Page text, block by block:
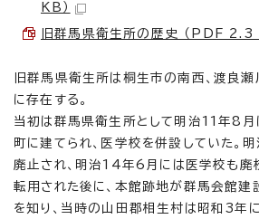
KB）
旧群馬県衛生所の歴史 （PDF 2.3
旧群馬県衛生所は桐生市の南西、渡良
に存在する。
当初は群馬県衛生所として明治11年8
町に建てられ、医学校を併設していた。
廃止され、明治14年6月には医学校も廃
転用された後に、本館跡地が群馬会館建
を知り、当時の山田郡相生村は昭和3年